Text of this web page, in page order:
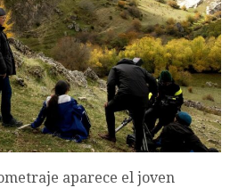
aparece el joven